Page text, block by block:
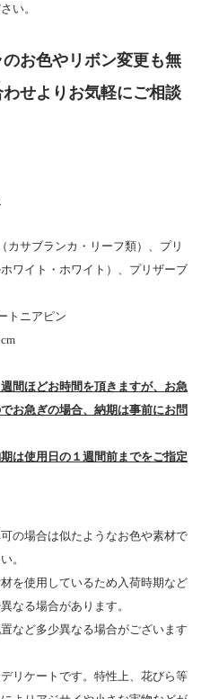
い。
お色やリボン変更も無
せよりお気軽にご相談
サブランカ・リーフ類）、プリ
ワイト・ホワイト）、プリザーブ
トニアピン
間ほどお時間を頂きますが、お急
お急ぎの場合、納期は事前にお問
は使用日の１週間前までをご指定
の場合は似たようなお色や素材で
。
を使用しているため入荷時期など
なる場合があります。
など多少異なる場合がございます
リケートです。特性上、花びら等